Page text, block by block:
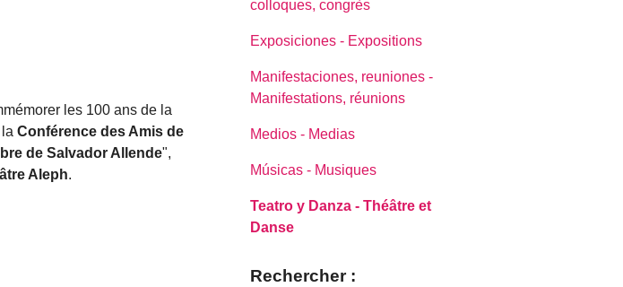
les 100 ans de la
Conférence des Amis de
de Salvador Allende",
Aleph.
colloques, congrès
Exposiciones - Expositions
Manifestaciones, reuniones -
Manifestations, réunions
Medios - Medias
Músicas - Musiques
Teatro y Danza - Théâtre et
Danse
Rechercher :